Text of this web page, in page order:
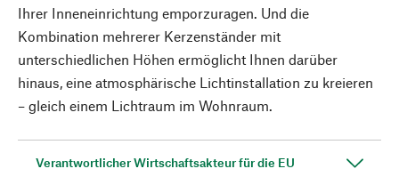
Ihrer Inneneinrichtung emporzuragen. Und die
Kombination mehrerer Kerzenständer mit
unterschiedlichen Höhen ermöglicht Ihnen darüber
hinaus, eine atmosphärische Lichtinstallation zu kreieren
– gleich einem Lichtraum im Wohnraum.
Verantwortlicher Wirtschaftsakteur für die EU